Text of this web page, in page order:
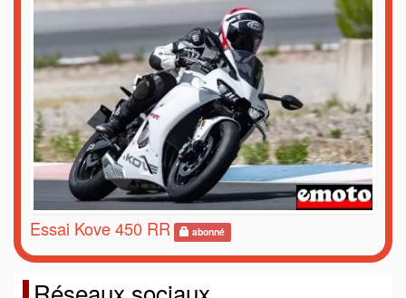
Essai Kove 450 RR abonné